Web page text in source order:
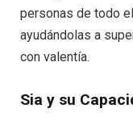
personas de todo
ayudándolas a
con valentía.
Sia y su